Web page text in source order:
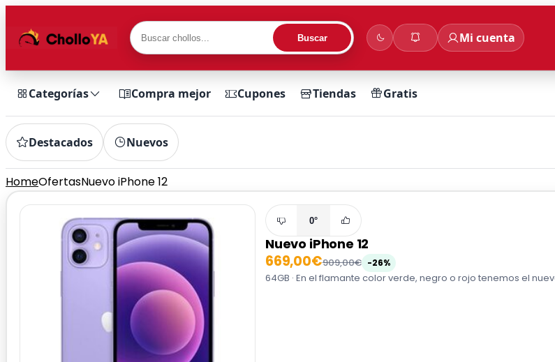
Buscar Mi cuenta
Categorías Compra mejor Cupones Tiendas Gratis
Destacados Nuevos
HomeOfertasNuevo iPhone 12
0°
Nuevo iPhone 12
669,00€909,00€ -26%
64GB · En el flamante color verde, negro o rojo tenemos el